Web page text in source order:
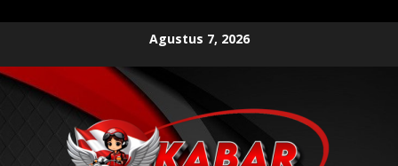
content
Agustus 7, 2026